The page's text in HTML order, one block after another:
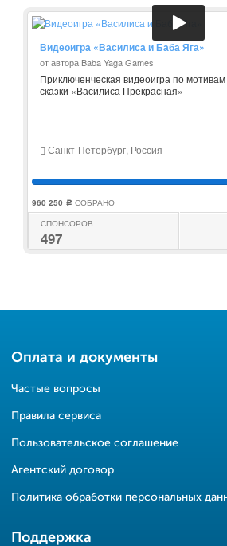
Видеоигра «Василиса и Баба Яга»
от автора Baba Yaga Games
Приключенческая видеоигра по
сказки «Василиса Прекрасная»
Санкт-Петербург, Россия
960 250 c СОБРАНО
СПОНСОРОВ
497
Оплата и документы
Частые вопросы
Правила сервиса
Пользовательское соглашение
Агентский договор
Политика обработки персональных
Поддержка